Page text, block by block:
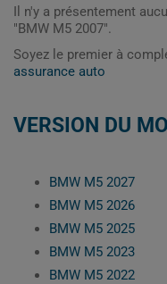
Il n'y a présentement
"BMW M5 2007".
Soyez le premier à
assurance auto
VERSION DU
BMW M5 2027
BMW M5 2026
BMW M5 2025
BMW M5 2023
BMW M5 2022